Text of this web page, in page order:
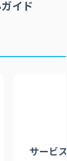
イド
サービ